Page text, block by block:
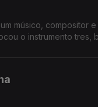
músico, compositor
o instrumento tres,